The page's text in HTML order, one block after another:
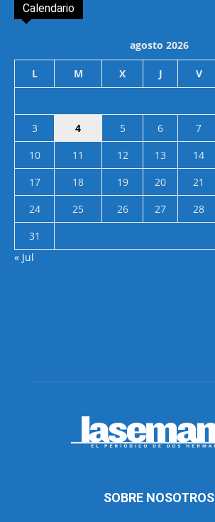
Calendario
agosto 2026
L M X J V
3
4 5 6 7
10
11 12 13 14
17
18 19 20 21
24
25 26 27 28
31
« Jul
SOBRE NOSOTROS